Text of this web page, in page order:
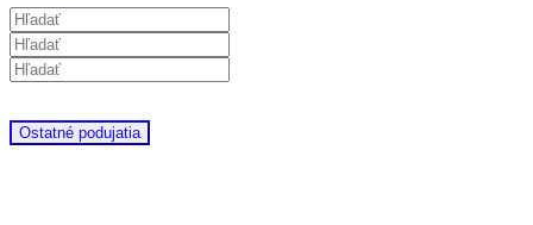
Ostatné podujatia